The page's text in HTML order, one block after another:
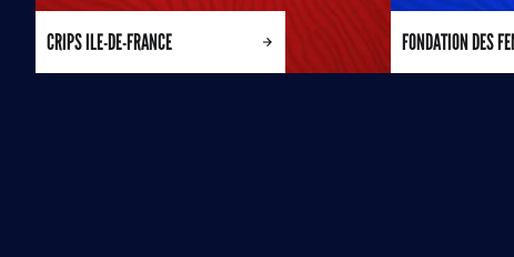
CRIPS ILE-DE-FRANCE FONDATION DES